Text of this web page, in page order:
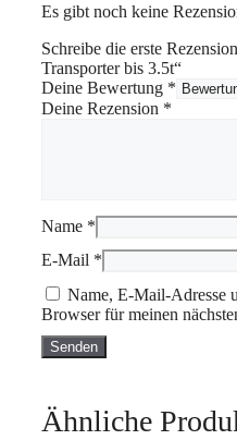
Es gibt noch keine
Schreibe die erste
Transporter bis 3.5t“
Deine Bewertung *
Deine Rezension *
Name *
E-Mail *
Name, E-Mail-Adresse
Browser für meinen
Ähnliche